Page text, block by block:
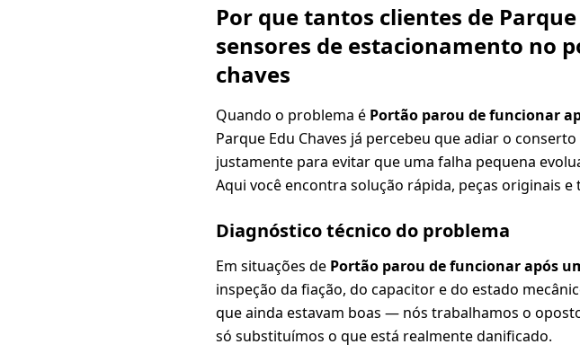
Por que tantos clientes de
sensores de estacionamento no
chaves
Quando o problema é Portão parou de funcionar
Parque Edu Chaves já percebeu que adiar o
justamente para evitar que uma falha pequena
Aqui você encontra solução rápida, peças originais
Diagnóstico técnico do problema
Em situações de Portão parou de funcionar após
inspeção da fiação, do capacitor e do estado
que ainda estavam boas — nós trabalhamos o
só substituímos o que está realmente danificado.